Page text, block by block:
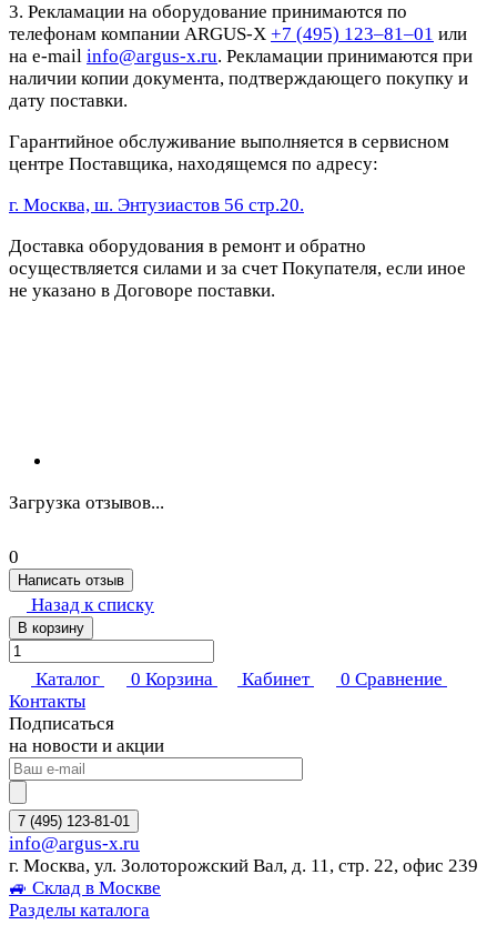
3. Рекламации на оборудование принимаются по
телефонам компании ARGUS-X +7 (495) 123–81–01 или
на e-mail info@argus-x.ru. Рекламации принимаются при
наличии копии документа, подтверждающего покупку и
дату поставки.
Гарантийное обслуживание выполняется в сервисном
центре Поставщика, находящемся по адресу:
г. Москва, ш. Энтузиастов 56 стр.20.
Доставка оборудования в ремонт и обратно
осуществляется силами и за счет Покупателя, если иное
не указано в Договоре поставки.
Загрузка отзывов...
0
Написать отзыв
Назад к списку
В корзину
Каталог 0 Корзина Кабинет 0 Сравнение
Контакты
Подписаться
на новости и акции
7 (495) 123-81-01
info@argus-x.ru
г. Москва, ул. Золоторожский Вал, д. 11, стр. 22, офис 239
🚙 Склад в Москве
Разделы каталога